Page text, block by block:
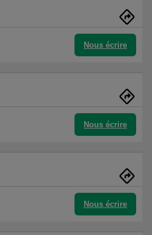
Nous écrire
Nous écrire
Nous écrire